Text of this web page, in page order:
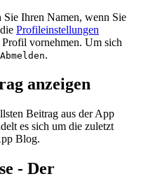
Ihren Namen, wenn Sie
Profileinstellungen
vornehmen. Um sich
Abmelden.
anzeigen
Beitrag aus der App
es sich um die zuletzt
Blog.
- Der